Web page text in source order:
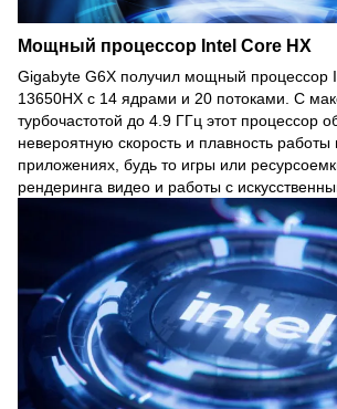
Мощный процессор Intel Core HX
Gigabyte G6X получил мощный процессор
13650HX с 14 ядрами и 20 потоками. С
турбочастотой до 4.9 ГГц этот процессор
невероятную скорость и плавность
приложениях, будь то игры или
рендеринга видео и работы с